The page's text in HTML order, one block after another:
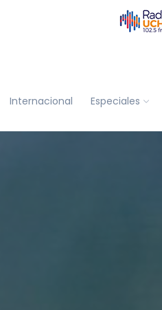
Internacional Especiales